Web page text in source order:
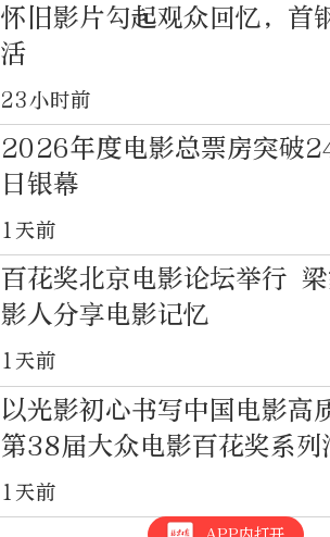
怀旧影片勾起观众回忆，首
活
23小时前
2026年度电影总票房突破
日银幕
1天前
百花奖北京电影论坛举行
影人分享电影记忆
1天前
以光影初心书写中国电影
第38届大众电影百花奖系
1天前